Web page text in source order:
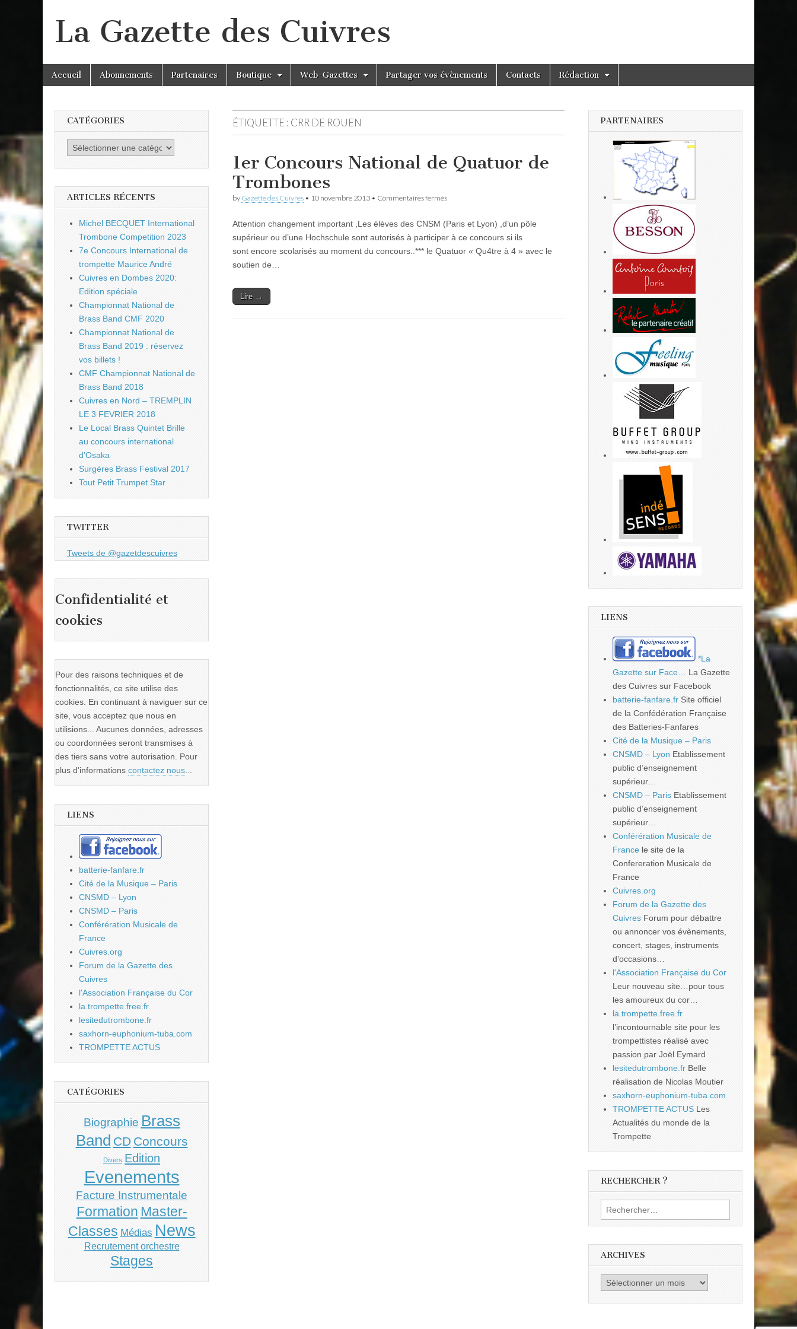
La Gazette des Cuivres
Main
menu
Skip
Accueil Abonnements Partenaires Boutique Web-Gazettes Partager vos évènements Contacts Rédaction
ÉTIQUETTE : CRR DE ROUEN
1er Concours National de Quatuor de
Trombones
by Gazette des Cuivres • 10 novembre 2013 • Commentaires ferméssur
National
de
de
Attention changement important ,Les élèves des CNSM (Paris et Lyon) ,d’un pôle
supérieur ou d’une Hochschule sont autorisés à participer à ce concours si ils
sont encore scolarisés au moment du concours..*** le Quatuor « Qu4tre à 4 » avec le
soutien de…
Lire →
CATÉGORIES
Catégories
ARTICLES RÉCENTS
Michel BECQUET International
Trombone Competition 2023
7e Concours International de
trompette Maurice André
Cuivres en Dombes 2020:
Edition spéciale
Championnat National de
Brass Band CMF 2020
Championnat National de
Brass Band 2019 : réservez
vos billets !
CMF Championnat National de
Brass Band 2018
Cuivres en Nord – TREMPLIN
LE 3 FEVRIER 2018
Le Local Brass Quintet Brille
au concours international
d’Osaka
Surgères Brass Festival 2017
Tout Petit Trumpet Star
TWITTER
Tweets de @gazetdescuivres
Confidentialité et
cookies
Pour des raisons techniques et de
fonctionnalités, ce site utilise des
cookies. En continuant à naviguer sur ce
site, vous acceptez que nous en
utilisions... Aucunes données, adresses
ou coordonnées seront transmises à
des tiers sans votre autorisation. Pour
plus d'informations contactez nous...
LIENS
batterie-fanfare.fr
Cité de la Musique – Paris
CNSMD – Lyon
CNSMD – Paris
Conférération Musicale de
France
Cuivres.org
Forum de la Gazette des
Cuivres
l'Association Française du Cor
la.trompette.free.fr
lesitedutrombone.fr
saxhorn-euphonium-tuba.com
TROMPETTE ACTUS
CATÉGORIES
Biographie Brass
Band CD Concours
Divers Edition
Evenements
Facture Instrumentale
Formation Master-
Classes Médias News
Recrutement orchestre
Stages
PARTENAIRES
LIENS
*La
Gazette sur Face…
La Gazette
des Cuivres sur Facebook
batterie-fanfare.fr Site officiel
de la Confédération Française
des Batteries-Fanfares
Cité de la Musique – Paris
CNSMD – Lyon Etablissement
public d’enseignement
supérieur…
CNSMD – Paris Etablissement
public d’enseignement
supérieur…
Conférération Musicale de
France le site de la
Confereration Musicale de
France
Cuivres.org
Forum de la Gazette des
Cuivres Forum pour débattre
ou annoncer vos évènements,
concert, stages, instruments
d’occasions…
l'Association Française du Cor
Leur nouveau site…pour tous
les amoureux du cor…
la.trompette.free.fr
l’incontournable site pour les
trompettistes réalisé avec
passion par Joël Eymard
lesitedutrombone.fr Belle
réalisation de Nicolas Moutier
saxhorn-euphonium-tuba.com
TROMPETTE ACTUS Les
Actualités du monde de la
Trompette
RECHERCHER ?
Rechercher :
ARCHIVES
Archives